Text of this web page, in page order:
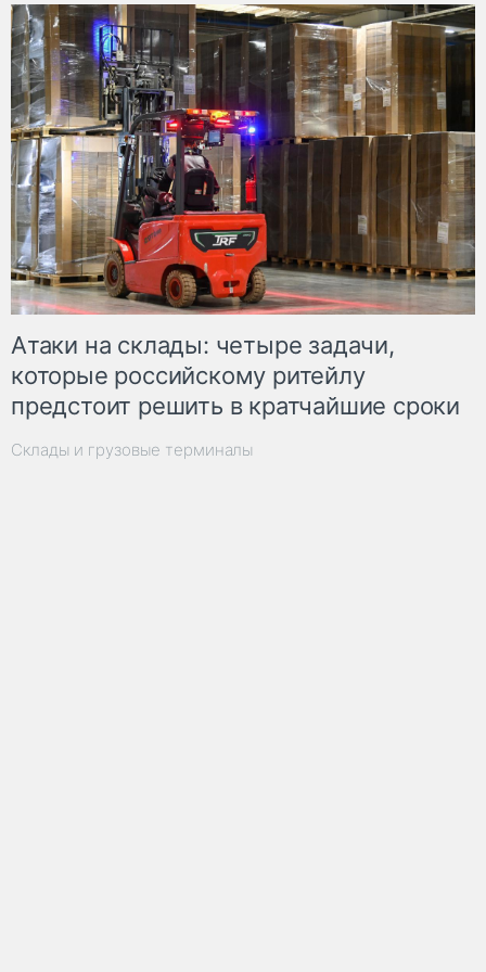
Атаки на склады: четыре задачи,
которые российскому ритейлу
предстоит решить в кратчайшие сроки
Склады и грузовые терминалы